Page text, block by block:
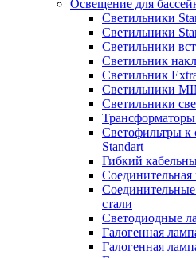
Освещение для
Светильники
Светильники
Светильники
Светильник
Светильник
Светильники
Светильники
Светофильтры к
Standart
Гибкий
Соединительная
стали
Светодиодные
Галогенная
Галогенная